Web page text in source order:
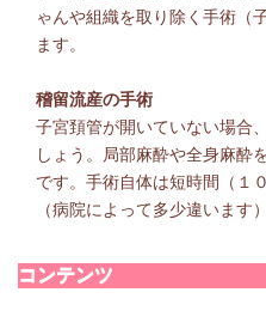
ゃんや組織を取り除く手術（
ます。
稽留流産の手術
子宮頚管が開いていない場合
しょう。局部麻酔や全身麻酔
です。手術自体は短時間（１
（病院によって多少違います）
コンテンツ